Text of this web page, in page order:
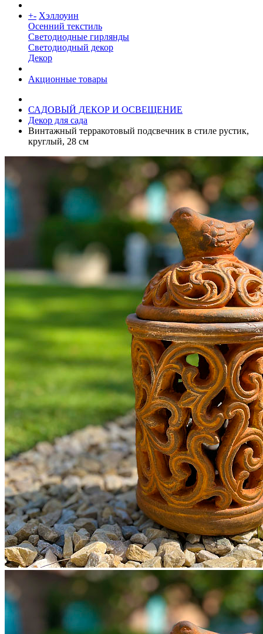
+- Хэллоуин
Осенний текстиль
Светодиодные гирлянды
Светодиодный декор
Декор
Акционные товары
САДОВЫЙ ДЕКОР И ОСВЕЩЕНИЕ
Декор для сада
Винтажный терракотовый подсвечник в стиле рустик,
круглый, 28 см